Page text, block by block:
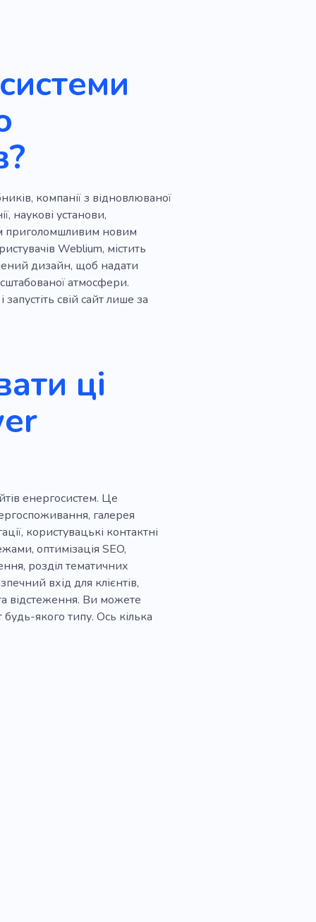
Електроенергія
Безпека
кімната
Бізнесмен
Прибутковий
зустріч
Сонячна батарея
Аналіз ринку
компанії з відновлюваної
наукові установи,
приголомшливим новим
Weblium, містить
дизайн, щоб надати
атмосфери.
свій сайт лише за
ці
енергосистем. Це
галерея
користувацькі контактні
оптимізація SEO,
розділ тематичних
вхід для клієнтів,
відстеження. Ви можете
якого типу. Ось кілька